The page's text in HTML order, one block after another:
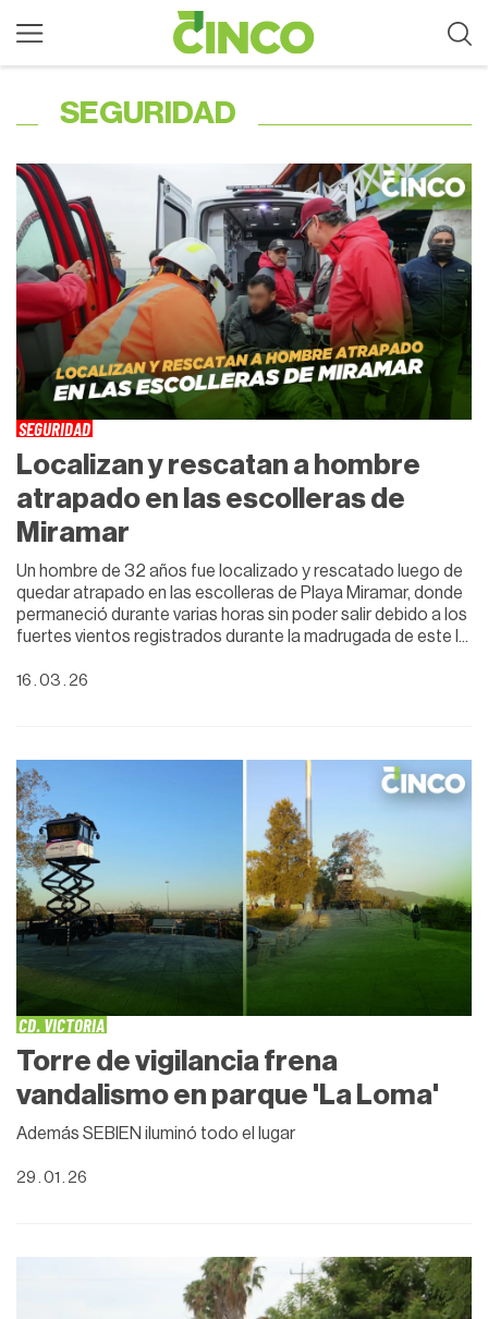
SEGURIDAD
SEGURIDAD
Localizan y rescatan a hombre
atrapado en las escolleras de
Miramar
Un hombre de 32 años fue localizado y rescatado luego de
quedar atrapado en las escolleras de Playa Miramar, donde
permaneció durante varias horas sin poder salir debido a los
fuertes vientos registrados durante la madrugada de este l ...
16 . 03 . 26
CD. VICTORIA
Torre de vigilancia frena
vandalismo en parque 'La Loma'
Además SEBIEN iluminó todo el lugar
29 . 01 . 26